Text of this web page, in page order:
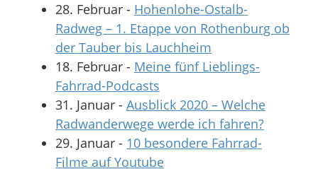
28. Februar - Hohenlohe-Ostalb-
Radweg – 1. Etappe von Rothenburg ob
der Tauber bis Lauchheim
18. Februar - Meine fünf Lieblings-
Fahrrad-Podcasts
31. Januar - Ausblick 2020 – Welche
Radwanderwege werde ich fahren?
29. Januar - 10 besondere Fahrrad-
Filme auf Youtube